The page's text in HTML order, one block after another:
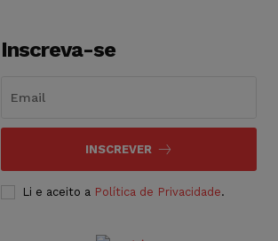
Inscreva-se
INSCREVER
Li e aceito a Política de Privacidade.